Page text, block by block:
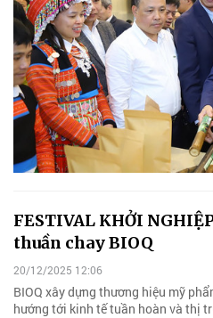
FESTIVAL KHỞI
thuần chay BIOQ
20/12/2025 12:06
BIOQ xây dựng thương hiệu mỹ
hướng tới kinh tế tuần hoàn và thị